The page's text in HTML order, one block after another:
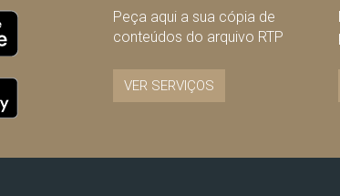
Peça aqui a sua cópia de
conteúdos do arquivo RTP
VER SERVIÇOS